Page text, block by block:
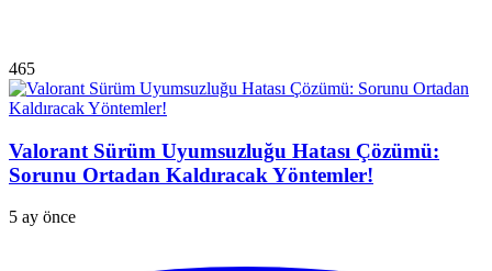
465
Valorant Sürüm Uyumsuzluğu Hatası Çözümü:
Sorunu Ortadan Kaldıracak Yöntemler!
5 ay önce